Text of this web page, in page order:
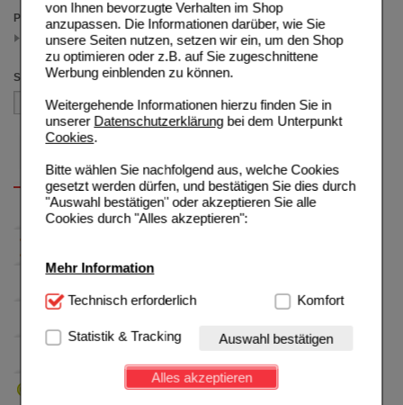
von Ihnen bevorzugte Verhalten im Shop
anzupassen. Die Informationen darüber, wie Sie
unsere Seiten nutzen, setzen wir ein, um den Shop
zu optimieren oder z.B. auf Sie zugeschnittene
Werbung einblenden zu können.
Weitergehende Informationen hierzu finden Sie in
unserer Datenschutzerklärungbei dem Unterpunkt
Cookies.
Bitte wählen Sie nachfolgend aus, welche Cookies
gesetzt werden dürfen, und bestätigen Sie dies durch
"Auswahl bestätigen" oder akzeptieren Sie alle
Cookies durch "Alles akzeptieren":
Mehr Information
Technisch Notwendig:Hierbei handelt es sich um
Website notwendig sind (z.B. Navigation, Warenkorb,
Kundenkonto), weshalb auf diese nicht verzichtet
werden kann.
Technisch erforderlich Komfort
Statistik & Tracking Auswahl bestätigen
Alles akzeptieren
Packungsgröße
100 ml
(auswahl entfernen)
Sortieren nach